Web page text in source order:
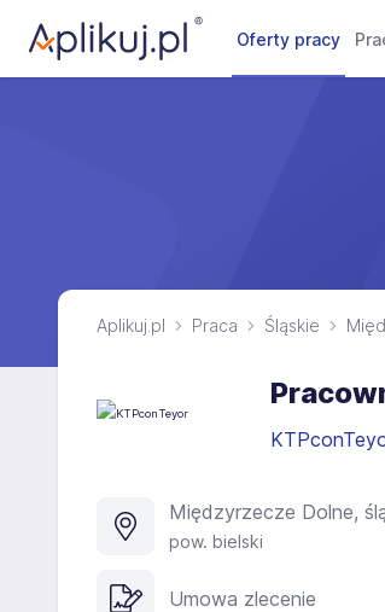
Oferty pracy
Aplikuj.pl Praca Śląskie
Międzyrzecze Dolne,
pow. bielski
Umowa zlecenie